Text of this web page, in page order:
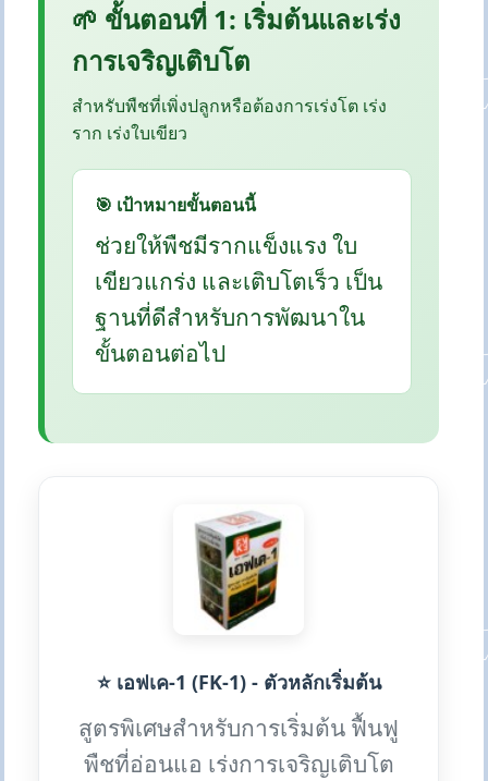
🌱 ขั้นตอนที่ 1: เริ่มต้นและเร่ง
การเจริญเติบโต
สำหรับพืชที่เพิ่งปลูกหรือต้องการเร่งโต เร่ง
ราก เร่งใบเขียว
🎯 เป้าหมายขั้นตอนนี้
ช่วยให้พืชมีรากแข็งแรง ใบ
เขียวแกร่ง และเติบโตเร็ว เป็น
ฐานที่ดีสำหรับการพัฒนาใน
ขั้นตอนต่อไป
⭐ เอฟเค-1 (FK-1) - ตัวหลักเริ่มต้น
สูตรพิเศษสำหรับการเริ่มต้น ฟื้นฟู
พืชที่อ่อนแอ เร่งการเจริญเติบโต